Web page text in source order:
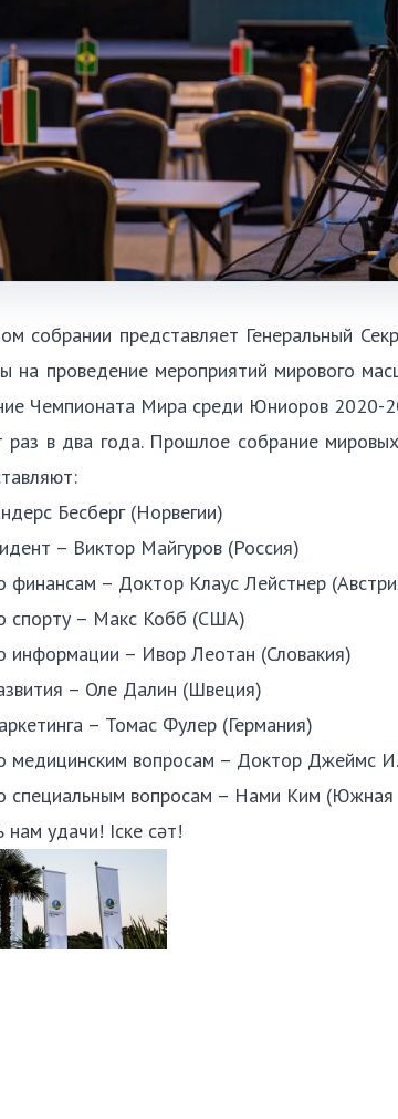
собрании представляет Генеральный
на проведение мероприятий мирового
Чемпионата Мира среди Юниоров 2020-
раз в два года. Прошлое собрание
Бесберг (Норвегии)
– Виктор Майгуров (Россия)
финансам – Доктор Клаус Лейстнер
спорту – Макс Кобб (США)
информации – Ивор Леотан (Словакия)
– Оле Далин (Швеция)
– Томас Фулер (Германия)
медицинским вопросам – Доктор Джеймс
специальным вопросам – Нами Ким (Южная
удачи! Іске сәт!